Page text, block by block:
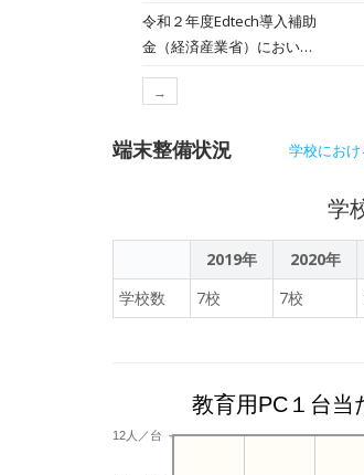
業）
令和２年度Edtech導入補助
金（経済産業省）において
インプログラミング教材
→
端末整備状況 学校にお
学
2019年 2020年
学校数
7校 7校
教育用PC１台当
12人／台